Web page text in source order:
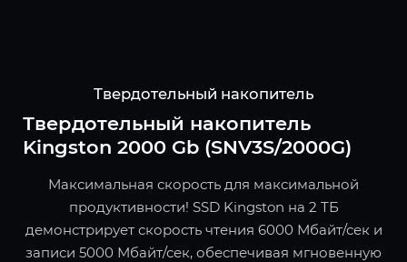
Твердотельный накопитель
Твердотельный накопитель
Kingston 2000 Gb (SNV3S/2000G)
Максимальная скорость для максимальной
продуктивности! SSD Kingston на 2 ТБ
демонстрирует скорость чтения 6000 Мбайт/сек и
записи 5000 Мбайт/сек, обеспечивая мгновенную